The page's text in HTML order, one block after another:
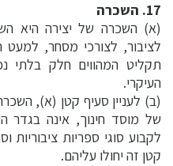
17. השכרה
(א) השכרה של יצירה היא
לציבור, לצורכי מסחר,
תקליט המהווים חלק בלתי
העיקרי.
(ב) לעניין סעיף קטן (א),
של מוסד חינוך, אינה בגדר
לקבוע סוגי ספריות ציבוריות
קטן זה יחולו עליהם.